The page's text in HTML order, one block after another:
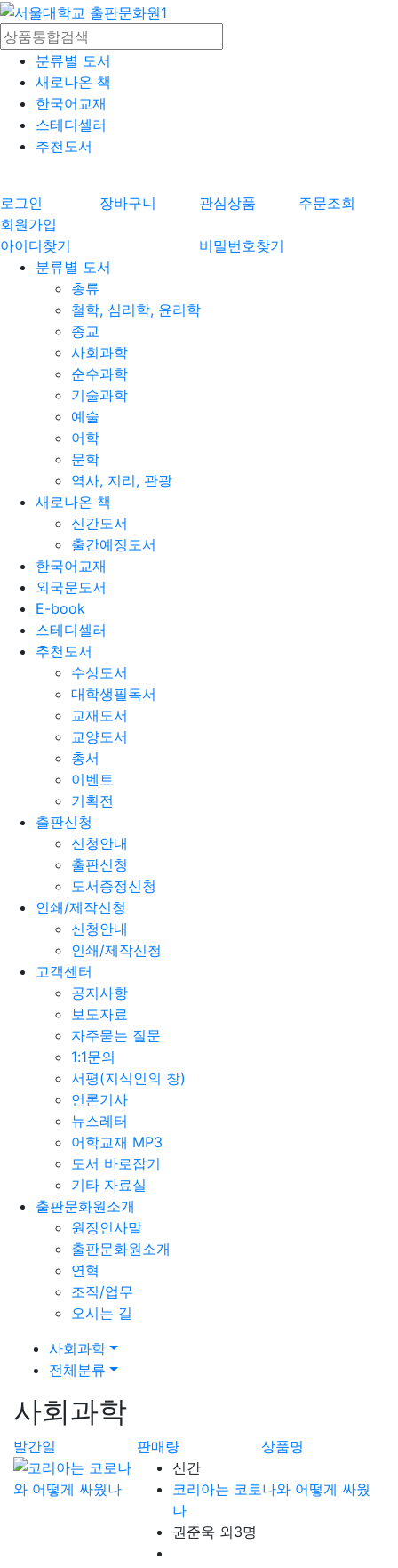
분류별 도서
새로나온 책
한국어교재
스테디셀러
추천도서
로그인 장바구니 관심상품
주문조회
회원가입
아이디찾기
비밀번호찾기
분류별 도서
총류
철학, 심리학, 윤리학
종교
사회과학
순수과학
기술과학
예술
어학
문학
역사, 지리, 관광
새로나온 책
신간도서
출간예정도서
한국어교재
외국문도서
E-book
스테디셀러
추천도서
수상도서
대학생필독서
교재도서
교양도서
총서
이벤트
기획전
출판신청
신청안내
출판신청
도서증정신청
인쇄/제작신청
신청안내
인쇄/제작신청
고객센터
공지사항
보도자료
자주묻는 질문
1:1문의
서평(지식인의 창)
언론기사
뉴스레터
어학교재 MP3
도서 바로잡기
기타 자료실
출판문화원소개
원장인사말
출판문화원소개
연혁
조직/업무
오시는 길
사회과학
전체분류
사회과학
발간일 판매량
상품명
신간
코리아는 코로나와 어떻게 싸웠
나
권준욱 외3명